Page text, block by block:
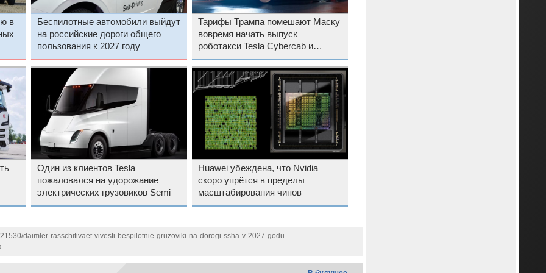
в
Беспилотные автомобили выйдут
на российские дороги общего
пользования к 2027 году
Тарифы Трампа помешают Маску
вовремя начать выпуск
роботакси Tesla Cybercab и
грузовиков Semi в США
Один из клиентов Tesla
пожаловался на удорожание
электрических грузовиков Semi
Huawei убеждена, что Nvidia
скоро упрётся в пределы
масштабирования чипов
daimler-rasschitivaet-vivesti-bespilotnie-gruzoviki-na-dorogi-ssha-v-2027-godu